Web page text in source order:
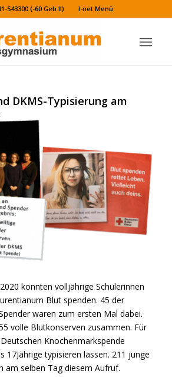
543300 (-60 Geb.II) I-net Menü
DKMS-Typisierung am
konnten volljährige Schülerinnen
Blut spenden. 45 der
waren zum ersten Mal dabei.
volle Blutkonserven zusammen. Für
Knochenmarkspende
17Jährige typisieren lassen. 211 junge
am selben Tag diesem Aufruf.